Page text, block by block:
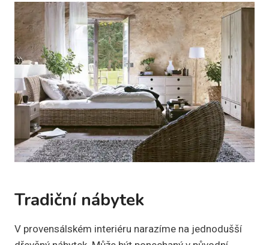
Tradiční nábytek
V provensálském interiéru narazíme na jednodušší